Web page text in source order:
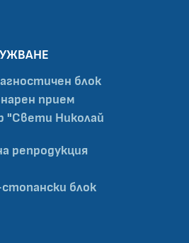
блок
прием
"Свети Николай
репродукция
блок